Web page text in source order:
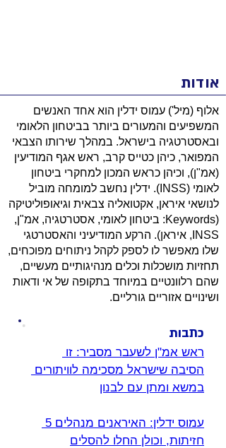
אודות
אלוף (מיל') עמוס ידלין הוא אחד האנשים
המשפיעים והמעורים ביותר בביטחון הלאומי
ובאסטרטגיה בישראל. במהלך שירותו הצבאי
המפואר, כיהן כטייס קרב, ראש אגף המודיעין
(אמ"ן), וכיהן כראש המכון למחקרי ביטחון
לאומי (INSS). ידלין נחשב למומחה מוביל
לנושאי איראן, אקטואליה צבאית וגיאופוליטיקה
(Keywords: ביטחון לאומי, אסטרטגיה, אמ"ן,
INSS, איראן). הרקע המודיעיני והאסטרטגי
שלו מאפשר לו לספק לקהל ניתוחים מפוכחים,
תחזיות מושכלות וכלים מנהיגותיים מעשיים,
שהם רלוונטיים במיוחד בתקופה של אי ודאות
ושינויים אזוריים גורליים.
כתבות
ראש אמ"ן לשעבר מסביר: זו
הסיבה שישראל מסכימה לוויתורים
במשא ומתן עם לבנון
חזיתות, וכולן החלו להסלים